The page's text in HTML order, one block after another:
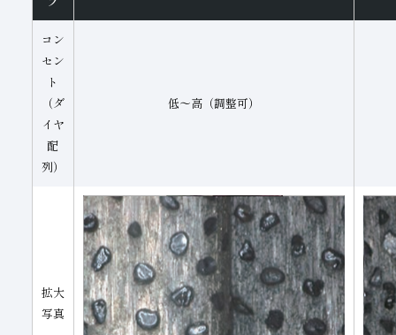
コン
セン
ト
（ダ
イヤ
配
列）
低～高（調整可）
拡大
写真